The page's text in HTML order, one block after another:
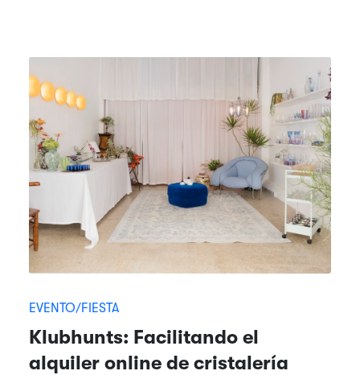
EVENTO/FIESTA
Klubhunts: Facilitando el
alquiler online de cristalería